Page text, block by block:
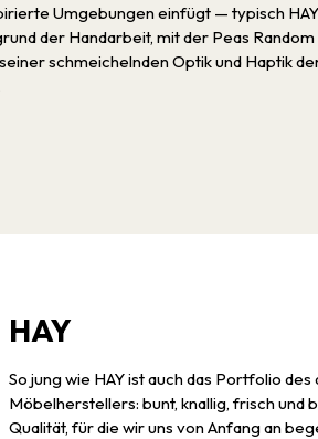
Umgebungen einfügt — typisch
der Handarbeit, mit der Peas
schmeichelnden Optik und Haptik
HAY
So jung wie HAY ist auch das Portfolio des
Möbelherstellers: bunt, knallig, frisch und
Qualität, für die wir uns von Anfang an